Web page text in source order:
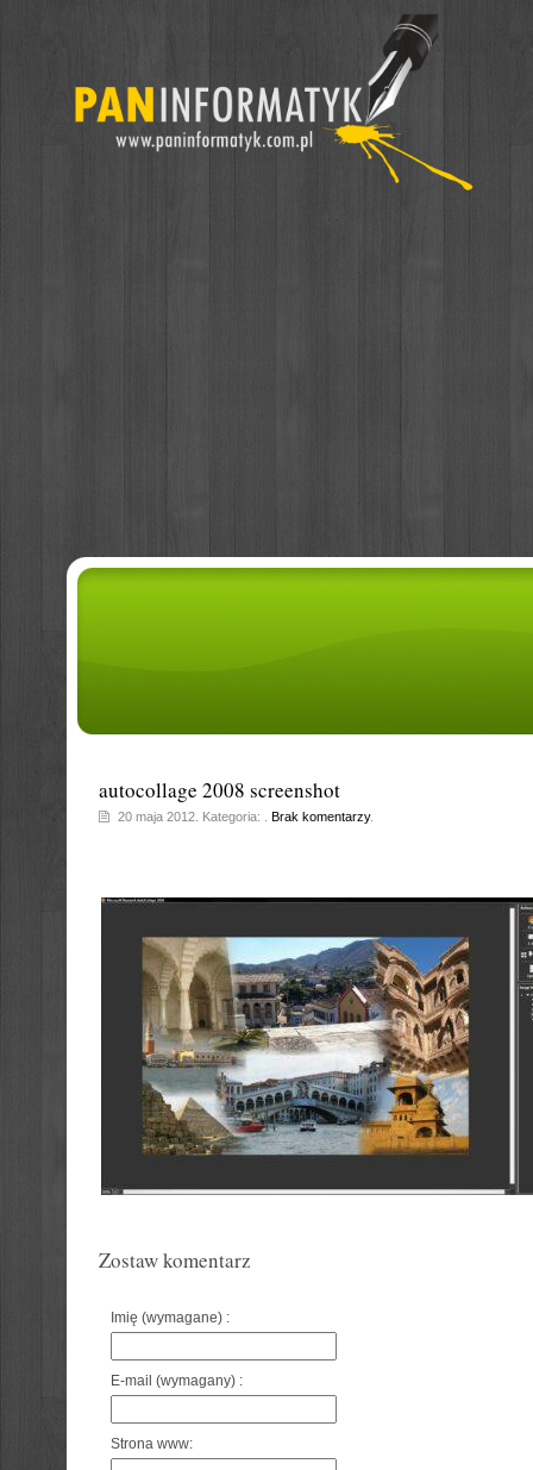
autocollage 2008 screenshot
20 maja 2012. Kategoria: . Brak komentarzy.
Zostaw komentarz
Imię (wymagane) :
E-mail (wymagany) :
Strona www: